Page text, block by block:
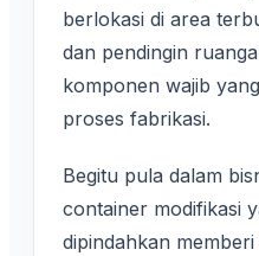
berlokasi di area
dan pendingin
komponen wajib
proses fabrikasi.
Begitu pula dalam
container modifikasi
dipindahkan